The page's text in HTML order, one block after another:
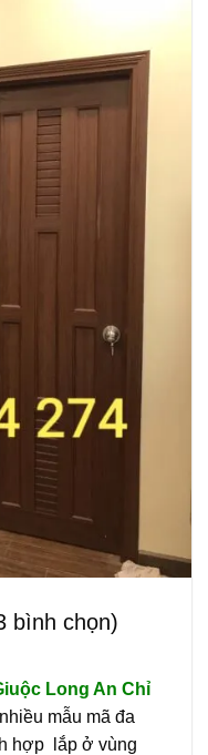
bình chọn)
Long An Chỉ
mẫu mã đa
hợp lắp ở vùng